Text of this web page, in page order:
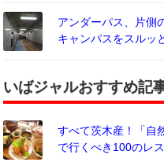
アンダーパス、片側
キャンパスをスルッ
いばジャルおすすめ記
すべて茨木産！「自
で行くべき100のレ